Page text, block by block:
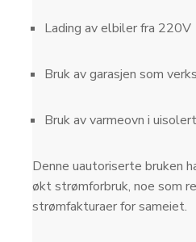
Lading av elbiler fra 220V
Bruk av garasjen som
Bruk av varmeovn i
Denne uautoriserte bruken
økt strømforbruk, noe som
strømfakturaer for sameiet.